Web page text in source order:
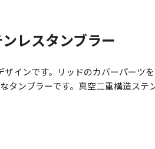
レスタンブラー
インです。リッドのカバーパー
ンブラーです。真空二重構造ステ